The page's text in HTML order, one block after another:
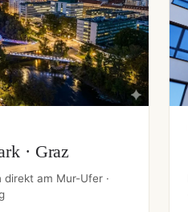
· Graz
direkt am Mur-Ufer ·